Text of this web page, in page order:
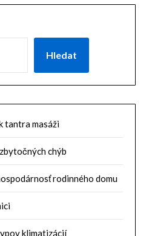
Hledat
tantra masáži
chýb
rodinného domu
klimatizácií